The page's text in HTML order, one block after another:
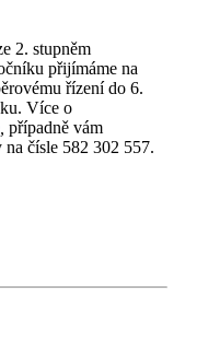
2. stupněm
přijímáme na
řízení do 6.
Více o
případně vám
čísle 582 302 557.